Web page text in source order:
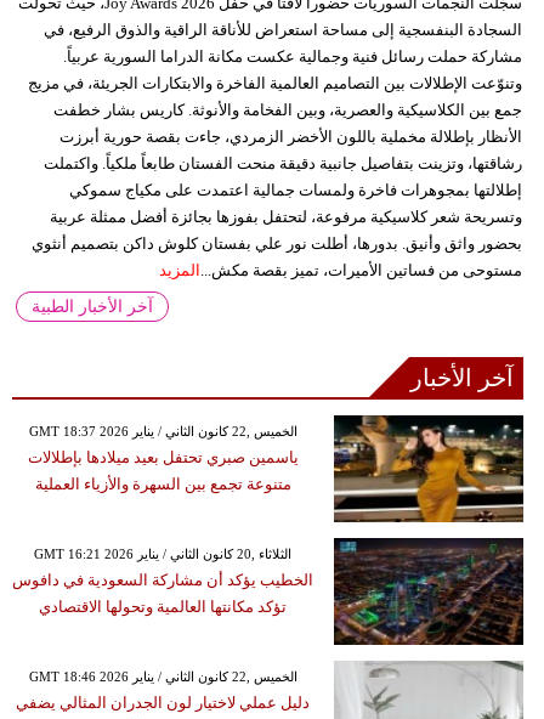
السجادة البنفسجية إلى مساحة استعراض للأناقة الراقية والذوق الرفيع، في
مشاركة حملت رسائل فنية وجمالية عكست مكانة الدراما السورية عربياً.
وتنوّعت الإطلالات بين التصاميم العالمية الفاخرة والابتكارات الجريئة، في مزيج
جمع بين الكلاسيكية والعصرية، وبين الفخامة والأنوثة. كاريس بشار خطفت
الأنظار بإطلالة مخملية باللون الأخضر الزمردي، جاءت بقصة حورية أبرزت
رشاقتها، وتزينت بتفاصيل جانبية دقيقة منحت الفستان طابعاً ملكياً. واكتملت
إطلالتها بمجوهرات فاخرة ولمسات جمالية اعتمدت على مكياج سموكي
وتسريحة شعر كلاسيكية مرفوعة، لتحتفل بفوزها بجائزة أفضل ممثلة عربية
بحضور واثق وأنيق. بدورها، أطلت نور علي بفستان كلوش داكن بتصميم أنثوي
مستوحى من فساتين الأميرات، تميز بقصة مكش... المزيد
آخر الأخبار الطبية
آخر الأخبار
GMT 18:37 2026 الخميس ,22 كانون الثاني / يناير
ياسمين صبري تحتفل بعيد ميلادها بإطلالات
متنوعة تجمع بين السهرة والأزياء العملية
GMT 16:21 2026 الثلاثاء ,20 كانون الثاني / يناير
الخطيب يؤكد أن مشاركة السعودية في دافوس
تؤكد مكانتها العالمية وتحولها الاقتصادي
GMT 18:46 2026 الخميس ,22 كانون الثاني / يناير
دليل عملي لاختيار لون الجدران المثالي يضفي